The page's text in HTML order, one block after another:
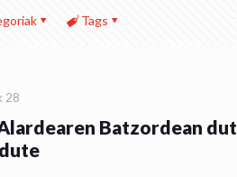
Tags
28
Batzordean